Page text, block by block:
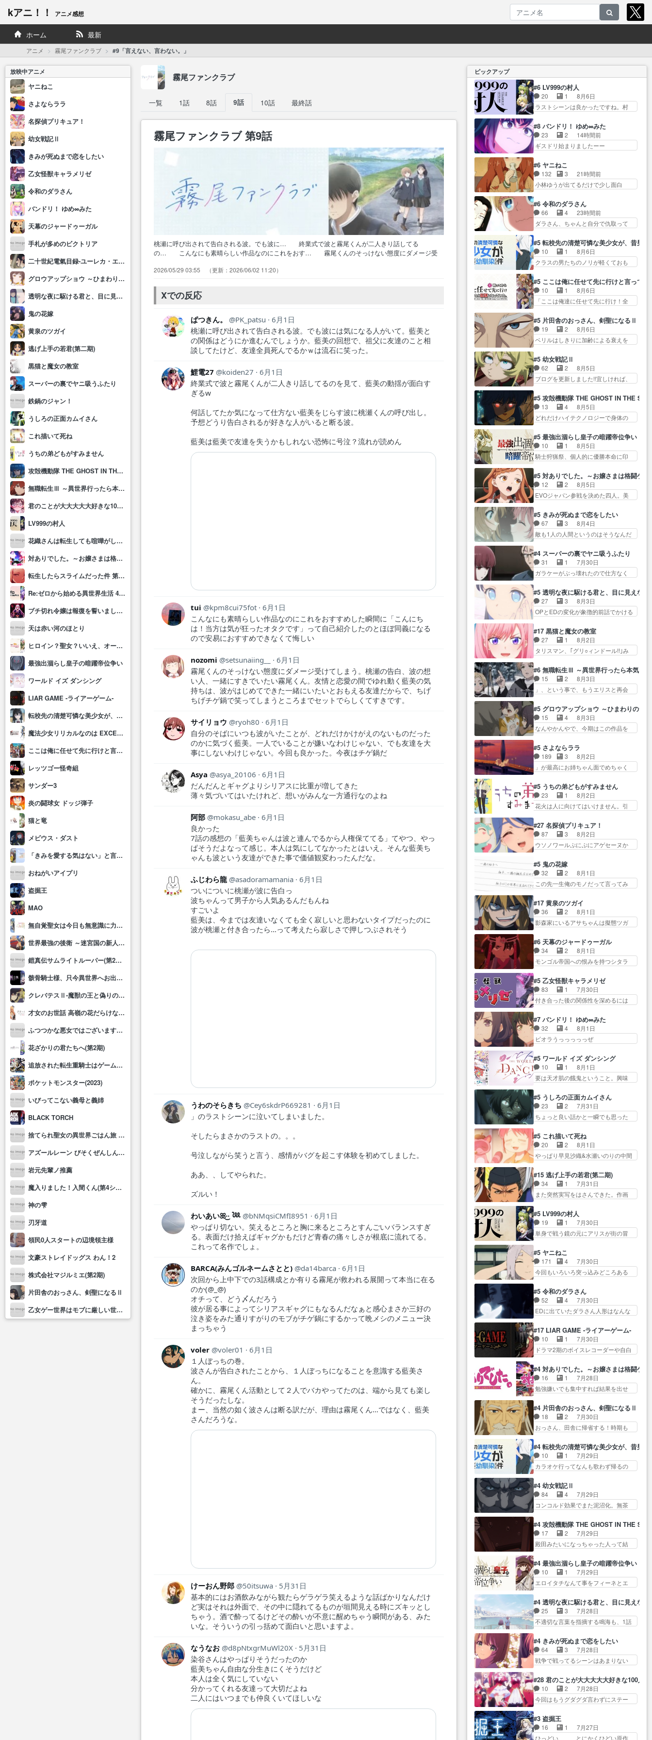
kアニ！！ アニメ感想
ホーム 最新
アニメ 霧尾ファンクラブ #9「言えない、言わない。」
放映中アニメ
ヤニねこ
さよならララ
名探偵プリキュア！
幼女戦記Ⅱ
きみが死ぬまで恋をしたい
乙女怪獣キャラメリゼ
令和のダラさん
バンドリ！ ゆめ∞みた
天幕のジャードゥーガル
手札が多めのビクトリア
二十世紀電氣目録-ユーレカ・エヴリカ-
グロウアップショウ ～ひまわりのサーカス団～
透明な夜に駆ける君と、目に見えない恋をした。
鬼の花嫁
黄泉のツガイ
逃げ上手の若君(第二期)
黒猫と魔女の教室
スーパーの裏でヤニ吸うふたり
鉄鍋のジャン！
うしろの正面カムイさん
これ描いて死ね
うちの弟どもがすみません
攻殻機動隊 THE GHOST IN THE SHELL
無職転生Ⅲ ～異世界行ったら本気だす～
君のことが大大大大大好きな100人の彼女(第3期)
LV999の村人
花織さんは転生しても喧嘩がしたい
対ありでした。～お嬢さまは格闘ゲームなんてしない～
転生したらスライムだった件 第4期
Re:ゼロから始める異世界生活 4th season
ブチ切れ令嬢は報復を誓いました。 ～魔導書の力で祖国を叩き潰します～
天は赤い河のほとり
ヒロイン？聖女？いいえ、オールワークスメイドです(誇)！
最強出涸らし皇子の暗躍帝位争い
ワールド イズ ダンシング
LIAR GAME -ライアーゲーム-
転校先の清楚可憐な美少女が、昔男子と思って一緒に遊んだ幼馴染だった件
魔法少女リリカルなのは EXCEEDS Gun Blaze Vengeance
ここは俺に任せて先に行けと言ってから10年がたったら伝説になっていた。
レッツゴー怪奇組
サンダー3
炎の闘球女 ドッジ弾子
猫と竜
メビウス・ダスト
「きみを愛する気はない」と言った次期公爵様がなぜか溺愛してきます
おねがいアイプリ
盗掘王
MAO
無自覚聖女は今日も無意識に力を垂れ流す
世界最強の後衛 ～迷宮国の新人探索者～
鎧真伝サムライトルーパー(第2クール)
骸骨騎士様、只今異世界へお出掛け中Ⅱ
クレバテスⅡ-魔獣の王と偽りの勇者伝承-
才女のお世話 高嶺の花だらけな名門校で、学院一のお嬢様(生活能力皆無)を陰ながらお世話することになりました
ふつつかな悪女ではございますが～雛宮蝶鼠とりかえ伝～
花ざかりの君たちへ(第2期)
追放された転生重騎士はゲーム知識で無双する
ポケットモンスター(2023)
いびってこない義母と義姉
BLACK TORCH
捨てられ聖女の異世界ごはん旅 隠れスキルでキャンピングカーを召喚しました
アズールレーン びそくぜんしんっ！にっ!!
岩元先輩ノ推薦
魔入りました！入間くん(第4シリーズ)
神の雫
刃牙道
領民0人スタートの辺境領主様
文豪ストレイドッグス わん！2
株式会社マジルミエ(第2期)
片田舎のおっさん、剣聖になるⅡ
乙女ゲー世界はモブに厳しい世界です2
霧尾ファンクラブ
一覧 1話 8話 9話 10話 最終話
霧尾ファンクラブ 第9話
桃瀬に呼び出されて告白される波。でも波に… 終業式で波と霧尾くんが二人きり話してる
の… こんなにも素晴らしい作品なのにこれをおす… 霧尾くんのそっけない態度にダメージ受
が増し… 7話の感想の「藍美ちゃんは波と連んでるか… ついについに桃瀬が波に告白っ波ちゃ
んごいバ…
2026/05/29 03:55 2026/06/02 11:20
Xでの反応
ぱつきん。 PK_patsu
6月1日
桃瀬に呼び出されて告白される波。でも波には気になる人がいて。藍美と
の関係はどうにか進むんでしょうか。藍美の回想で、祖父に友達のこと相
談してたけど、友達全員死んでるかｗは流石に笑った。
鯉電27 koiden27
6月1日
終業式で波と霧尾くんが二人きり話してるのを見て、藍美の動揺が面白す
ぎるw
何話してたか気になって仕方ない藍美をじらす波に桃瀬くんの呼び出し。
予想どうり告白されるが好きな人がいると断る波。
藍美は藍美で友達を失うかもしれない恐怖に号泣？流れが読めん
tui kpm8cui75fot
6月1日
こんなにも素晴らしい作品なのにこれをおすすめした瞬間に「こんにち
は！当方は気が狂ったオタクです」って自己紹介したのとほぼ同義になる
ので安易におすすめできなくて悔しい
nozomi setsunaiing__
6月1日
霧尾くんのそっけない態度にダメージ受けてしまう。桃瀬の告白、波の想
い人、一緒にすきでいたい霧尾くん。友情と恋愛の間でゆれ動く藍美の気
持ちは、波がはじめてできた一緒にいたいとおもえる友達だからで、ちげ
ちげチゲ鍋で笑ってしまうところまでセットでらしくてすきです。
サイリョウ ryoh80
6月1日
自分のそばにいつも波がいたことが、どれだけかけがえのないものだった
のかに気づく藍美。一人でいることが嫌いなわけじゃない、でも友達を大
事にしないわけじゃない。今回も良かった。今夜はチゲ鍋だ
Asya asya_20106
6月1日
だんだんとギャグよりシリアスに比重が増してきた
薄々気づいてはいたけれど、想いがみんな一方通行なのよね
阿部 mokasu_abe
6月1日
良かった
7話の感想の「藍美ちゃんは波と連んでるから人権保ててる」てやつ、やっ
ぱそうだよなって感じ。本人は気にしてなかったとはいえ。そんな藍美ち
ゃんも波という友達ができた事で価値観変わったんだな。
ふじわら龍 asadoramamania
6月1日
ついについに桃瀬が波に告白っ
波ちゃんって男子から人気あるんだもんね
すごいよ
藍美は、今までは友達いなくても全く寂しいと思わないタイプだったのに
波が桃瀬と付き合ったら…って考えたら寂しさで押しつぶされそう
うわのそらきち Cey6skdrP669281
6月1日
」のラストシーンに泣いてしまいました。
そしたらまさかのラストの。。。
号泣しながら笑うと言う、感情がバグを起こす体験を初めてしました。
ああ、、してやられた。
ズルい！
わいあいꕤ︎︎·͜· ︎︎𓆙 bNMqsiCMfI8951
6月1日
やっぱり切ない。笑えるところと胸に来るところとすんごいバランスすぎ
る。表面だけ拾えばギャグかもだけど青春の痛々しさが根底に流れてる。
これって名作でしょ。
BARCA(みんゴルネームさとと) da14barca
6月1日
次回から上中下での3話構成とか有りる霧尾が救われる展開って本当に在る
のか(@_@)
オチって、どう〆んだろう
彼が居る事によってシリアスギャグにもなるんだなぁと感心まさか三好の
泣き姿をみた通りすがりのモブがチゲ鍋にするかって晩メシのメニュー決
まっちゃう
voler voler01
6月1日
１人ぼっちの巻。
波さんが告白されたことから、１人ぼっちになることを意識する藍美さ
ん。
確かに、霧尾くん活動として２人でバカやってたのは、端から見ても楽し
そうだったしな。
まー、当然の如く波さんは断る訳だが、理由は霧尾くん…ではなく、藍美
さんだろうな。
けーおん野郎 50itsuwa
5月31日
基本的にはお酒飲みながら観たらゲラゲラ笑えるような話ばかりなんだけ
ど実はそれは外面で、その中に隠れてるものが垣間見える時にズキッとし
ちゃう。酒で酔ってるけどその酔いが不意に醒めちゃう瞬間がある、みた
いな。そういうの引っ括めて面白いと思いますよ。
なうなお d8pNtxgrMuWl20X
5月31日
染谷さんはやっぱりそうだったのか
藍美ちゃん自由な分生きにくそうだけど
本人は全く気にしていない
分かってくれる友達って大切だよね
二人にはいつまでも仲良くいてほしいな
ピックアップ
#6 LV999の村人
20 1
8月6日
ラストシーンは良かったですね。村
鬼モードフィンガーシリ… アリ
スと10年後に結婚の約束をした鏡ず
っ… カジノスタッフ募集するも
集まらない更に追… 王命でクル
ビ… 最強の村人・鏡との出会い
で少しは変わった… やはり何か
悲しい過去がありそうな。鏡の
深そうやね姫を舐… 新キャラが
登場早々変態扱いされてる件。
タ… まだまだお元気そうなお声
で……不意打ち過…
#8 バンドリ！ ゆめ∞みた
23 2
14時間前
ギスドリ始まりましたーー
めっちゃ情緒不安定になってて
怖… 超回復を見守っていかない
と、ですね！！み… 開幕聞き取
りスタッフに定治いなかった？
節介だったりする… ビオラの立
ち回り害悪すぎるお近づきの印
が… ・律っちゃん明るくなった
た一難、律がビオラの呪縛か
ら… 「私はあなたが嫌いなんで
す」「バンドやめ… 何が起きて
いるのか！？次週、みゅーたいぷ…
#6 ヤニねこ
132 3
21時間前
小林ゆうが出てるだけで少し面白
◯◯◯される強制百合を期待
し… ヒグマドンってなんな
ん！？人見知りっぽい… なんな
ら下ネタ0じゃなかったかこんな回
イルドな回だった… 今回はだい
ぶある程度抑えてる？w感じな
気… アルねこ、そうはならんや
生きていたゴキブリ死んでる
GP… アルねこ危険ですよね。健
康的な面で··江… 酔い潰れ行き着
いた江ノ島で、朝日を眺めな…
#6 令和のダラさん
66 4
23時間前
ダラさん、ちゃんと自分で仇取って
じゃないのよケロロじゃ… ロボ
ットに憧れてビーム撃ちたいと…そ
うい… 余りにも凄惨なダラさん
の過去ダラさんの６… 過去編は
い… ガンガガン♪薫がなんかしっ
かり歌ってロマ… 姉巫女の誤
算、クソみたいな嫉妬の末路よ。
ン言うてないで… このアニメは
どこに行くのだろう、面白す
ぎ… 姉のした事はただ単に一族
を絶滅させただけ…
#5 転校先の清楚可憐な美少女が、昔男
10 1
8月6日
クラスの男たちのノリが軽くておも
いを拗らせているタイプ… みな
もちゃんが透けブラしててびっくり
して… レベルのキャラが登場。
相変わらず顔や体の… 隼人が春
じ… 第５話をU-NEXTで視聴しま
した。視聴… ラブコメで天然ジ
ゴロというかナチュラルヒ… み
不安に… 無理なダイエットは禁
物だけど、なかなか結… 「これ
からもお手入れ、がんばりゅ」あり
が…
#5 ここは俺に任せて先に行けと言って
10 1
8月6日
「ここは俺達に任せて先に行け！全
ロックが今、2人にあと… 木下鈴
奈（@0suzuna0）が【マリー…
村ごと乗っ取られてたら流石に気付
かないか… 《漫画版少し読んだ
クは敵に容赦無くブスっといくから
気持… 勇者パーティー再結成し
て先にいけで激アツ… 爆縮、幻
な… ねぇ猫耳ガール、敵の根城
に乗り込む事を同… 世もや替え
が利くと復活Pとは？！もう来週…
#5 片田舎のおっさん、剣聖になるⅡ
19 2
8月6日
ベリルはしきりに加齢による衰えを
ていた限界を超えて命の… いい
んじゃないですか。魔物の群を発見
した… アマプラにて視聴終わ
り！サーベルボア討伐… を言い
り… 先生としてのベリルが好き
だけど、今回みた… 4人だけでサ
ーベルボアを狩りに行く。野
が暴れてると聞い… ちょっと年
齢の事を言いすぎとゆーか言い
訳… ベリルの母もやはり只者じ
ゃなかったかベリ…
#5 幼女戦記Ⅱ
62 2
8月5日
ブログを更新しました!!宜しければ、
選んだゼートゥーア… ゼートゥ
ーアの唯一の手駒が強すぎる笑あ
お… 私にとって完全にご褒美回
ゼー様の葉巻シー… やはりター
が… “貧乏籤百連無料ガチャ”100
連でも1回… 2期入ってから地味
だよね。ただでさえ幼女… 「餌
葉に… ゼートゥーア左遷によっ
て参謀本部の連携が… 緊張感あ
る戦闘描写とギャグ今週の『有能
な…
#5 攻殻機動隊 THE GHOST IN THE
13 4
8月5日
どれだけハイテクノロジーで身体の
なるかと思った回想シー… フチ
コマだいぶ理性持ち始めた。この世
界の… 原作読んだのもう何年も
前なのに、覚えてる… コイルの
導… やまとん1号はどこの部分で
使うのだろう？… 日本とロシア
が絡む政治の話かつ色々な用
しまし… 前回同様『イノセン
ス』を含む押井・神山版… 第５
話「EPISODEラストの母親の気持…
#5 最強出涸らし皇子の暗躍帝位争い
10 1
8月5日
騎士狩猟祭、個人的に優勝本命に印
のが面倒な時は古代魔法… エル
ナがチートすぎる笑アルは最初から
自分… プラネット・ウィズ展開
アツいな「騎士狩猟… 麦茶どこ
ぐ… 第５話をABEMAで視聴しま
した。視聴に… 復讐に燃える吸
血鬼兄弟の弟ですいいキャラ…
皇帝… ウサギ好きそうな王女殿
下がかわいい。幼馴… ついに始
まった狩猟祭。エルナの活躍で上
位…
#5 対ありでした。～お嬢さまは格闘ゲ
12 2
8月5日
EVOジャパン参戦を決めた四人。美
いと思ってた(無くて… 見た目は
気品溢れてるのに中身は…美緒マ
マ… テーマ：格ゲー大会に行く
には？感想は、美… 大会を前に
本… 東京で開催される格ゲー大
会に参加すること… Japanに向け
て外泊届にサインをもらっ… 長
よ… 旅の支度全部やってくれる
先輩、なんだかん… 第５話をｄ
アニメストアで視聴しました。視…
#5 きみが死ぬまで恋をしたい
67 3
8月4日
敵も1人の人間というのはそうなんだ
どういう意味だろうな… ミミを
人間に戻して欲しいでも自分達が代
わ… ご視聴ありがとうございま
した見るたびに切… 誰かと思っ
方… 第５話感想：コ□した相手に
も家族や…､戦… つらい回だ……
つらすぎる……。エスタ先輩…
の関係… 確かに相手にも家族や
大切な人はいるけど、… 白シャ
ツが作業着みたいなもんなんですか
ね…
#4 スーパーの裏でヤニ吸うふたり
31 1
7月30日
ガラケーがぶっ壊れたので仕方なく
年くらいに思ってたけど… やは
り出オチ感が否めず、エピソードの
打率… 田山さんが佐々木さんに
沼っていく…こんな… 佐々木さ
じ… 佐々木がガラケーからスマ
ホに変えるって、… もうドラマ
版孤独のグルメファンコンテン
佐々木さんの優しさ… 先行で見
た時より2人のやり取りに癒しを
感… ABEMA版の7〜8話佐々木が
実年齢以上…
#5 透明な夜に駆ける君と、目に見えない
27 3
8月3日
OPとEDの変化が象徴的前話でかける
った世界。どんな女… そうか、
こんな風に見えてるのかぁ。かけ
る… 完全な両片思いになりまし
たねぇ…OPとE… 余計な物は描
ん… 光も感じない完全な盲目な
んやね…おめかし… 母役に能登
さんって禁じ手使ってきたー！
て良かった本当… 股に海豚を挟
み水上バスでの会話を反芻…
恋… OPEDとも無人バージョンか
ら主人公２人…
#17 黒猫と魔女の教室
27 1
8月2日
タリスマン、｢グリ○ィンドール!!｣み
で力を合わせて倒… アリアはホ
ントスピカが大好きだよね。ツ
ン… 一等級ポテンシャルのアリ
アちゃん可愛くて… そういや、
… とうとうアリアと直接競う場
がきたこれまで… 毎度ながらの
スピカの顔面芸推しのハナち
味ダダ漏れで好き… 期末試験が
始まろうとしておりスピカは対
策… 能力鑑定胸像タリスマン氏
容姿も評価してし…
#6 無職転生Ⅲ ～異世界行ったら本気だ
15 2
8月3日
」、という事で、もうエリスと再会
てルーデウスの成長が確… 人間
関係の清算が粛々と進められている
サラ… サラとの関係に対して完
全に「昔の女」とし… ルーシー
微… サラとは会ってほしいちゃ
んとした別れ方し… サラは未練0
だと言っていたけど人の気持
モヤする別れ方だ… 役で出演さ
せていただきました！よろしく
お… 毎クールメインヒロインを
好きになっちゃう…
#5 グロウアップショウ ～ひまわりのサ
15 4
8月3日
なんやかんやで、今期はこの作品を
減らない(^_^;サ… 葵ちゃん可愛
すぎるな楠木ともりちゃんの
ね… デフォルメされた表情が特
に多かったのが印… 葵＆茜の回
ひ… 互いが互いのことを想って
いるのにすれ違っ… 第５話をｄ
アニメストアで視聴しました。
練習したい〟と言… 本当この作
品は「キャラ」を活かすのがう
ま… みずかちゃんの介入で双子
の仲にヒビが………
#5 さよならララ
189 3
8月2日
」が最高にお姉ちゃん面でめちゃく
ラスの弁償は求められた… 逡巡
を振り切ってみんなに謝ったララの
思い… 仕事に馴染めない辺り観
ていて苦しいところ… ララちゃ
い… ララと茉里とで初のアルバ
イト。七転八倒し… 労働するプ
リンセスえらい。プリンセスの
べて、帰りにカメ… ララが働く
事でのてんやわんや。働いて大
変… 地道に働き人と関わる日々
の中に愛を見いだ…
#5 うちの弟どもがすみません
23 1
8月2日
花火は人に向けてはいけません。引
たことなかったっけ！1… ってお
名前を見たんだけどあの中村大樹さ
ん… 糸ちゃんカッケー、色んな
意味でwゲームが… 姉から性的興
わ… テーマ：引きこもりの理由
感想は、久しぶり… 元ゲーマー
なので、はちゃめちゃ楽しく作
おかしいね(*´… 糸と源ははよ好
きおうとると言わんかい！引…
ショウくんと対等に話すためにゲー
ムをする…
#27 名探偵プリキュア！
87 3
8月2日
ウソノワールぷにぷにアゲセーヌか
争奪戦をやったと。… 記憶を取
り戻し正式に探偵事務所で働き始
め… ポワロ、元ネタを解説して
原作に誘導するの… くれあさん
ょ… ・急にクイズ番組が始まっ
たw・妖精ウソノ… るるかの助手
だった？今回が初めての探偵
レアさん探偵すぎ… 突然のポア
ロクイズは草なんよ。んで、あ
ん… 今回からついにくれあが探
偵事務所の仲間に…
#5 鬼の花嫁
32 2
8月1日
この先一生俺のモノだって言ってみ
ゼント………とは思っ… 玲夜さ
ん柚子に18年分の誕生日プレゼン
ト… 柚子は鬼龍院家から初めて
学校に通う事にな… プレゼント
レ… 玲夜さまサプライズの、こ
れまでの柚子ちゃ… 玲夜から柚
子へ17年分の誕生日&を未来に…
な… 梅原の人が18歳になるまで
の誕生プレゼン… なよなよした
男（cv石田彰）梅ちゃんがた…
#17 黄泉のツガイ
36 2
8月1日
影森家にいるアサちゃんは擬態ツガ
や気持ちを汲んで熱くな… 屋敷
にアサはいなかった逆にガブちゃん
はい… 影森の当主が際限なくツ
ガイを増やせるのに… 今回はも
怒… ユルと戦った時から伏線が
張られていたのが… しかしアサ
は、兄様に会いたいbotだと思…
アキオの… 色々とひっかけがあ
って、最終的に嫌な終わ… ゴン
ゾウが従える大量のツガイに何事か
と思…
#6 天幕のジャードゥーガル
34 2
8月1日
モンゴル帝国への恨みを持つシタラ
るのだけどいつの間にか… オゴ
タイの妃になってもその心は晴れ
ず、モ… ドレゲネの過去、宝石
だった彼女が人になり… ドレゲ
タ… 年上旦那が良い人でも、女
は宝石でただ笑っ… ダイルの儀
式の神々しさたるや。一気に空
情の言葉しか…シ… 奥様に悲し
い過去…萌え袖が可愛いね、と
思… ドレゲネとシタラ、2人だけ
の同盟が結成さ…
#5 乙女怪獣キャラメリゼ
83 1
7月30日
付き合った後の関係性を深めるには
コングなのいい味付けだ… ずっ
とメスってて何この可愛い生物。ク
ラス… 付き合い始めたら始めた
でまた違った悩みが… と一歩ず
の… ツインテールが可愛いお茶
目な妹ちゃんです… しかも過去
も重いんかいかつては自分に自
からかしらお顔が… 黒絵「怪獣
に憧れるのはいいけど自分自身
が… 素の自分はどちらなのかは
まだ不明だが見せ…
#7 バンドリ！ ゆめ∞みた
32 4
8月1日
ビオラうっっっっっぜ
ちゃん、僕っ子になってから取り戻
し… ビオラが悪魔すぎて気分が
悪くなってきたこ… 声優まとめ
ました(７話まで)仲町あられ/… ビ
wwwこ… 自信あれば評価なんて
気にしないし、充実し… ・バー
チャルだけど、みゅーたいぷ初ライ
たら歌唱シーン… の、らいぶシ
ーン＿!!­­--­­--­… それだけでええや
ん！！しかし、ビオラが仕…
#5 ワールド イズ ダンシング
10 1
8月1日
要は天才肌の餓鬼ということ。興味
かった？鬼夜叉が田楽の… 猿楽
の鬼夜叉と田楽の増次郎。小さない
ざこ… 着眼点は良くとも、先鋭
的すぎるのか。芸能… 鬼夜叉は
条… 観世座を離れ、三条坊門御
所で日々を送る鬼… 「お前(鬼夜
叉)が凄いのではなく客が凄い…
猫の動き… 登場人物の我が強
い。新しい獅子舞に拘って… 第
５話をprimevideoで視聴しまし…
#5 うしろの正面カムイさん
23 2
7月31日
ちょっと良い話かと一瞬でも思った
めてなかった？白雪碧さ… 今日
も1日お疲れ様でした～───昨晩～
今… 幼女に拾われたお市ちゃん
の恩返し。化け猫… 役にて出演
ン… トイ・ストーリーみたいな
始まり。流石に除… 猫相手にな
んでそんなに…と思ったらそう
化け猫は油が好物… 今回はあか
やし1体のみで15分。金持ちの…
今更だけど霊が性行為で祓えること
は何とな…
#5 これ描いて死ね
20 2
8月1日
やっぱり早見沙織&水瀬いのりの中間
とになってたんだっけ… 登場人
物が増えてわいわいしたところが好
き… 初コミティアで２０冊刷り
は妥当だよね。俺… 藤森さんの
が⋯… 〜漫画に「想い」をこめ
よう｣娘に漫画であ… 何回この作
品に泣かされるのだろう。光が
っていいなあ。同… コミティア
参加のしおりを徹夜で作る先生
(… お母さん、娘にあんな漫画描
かれたら泣いち…
#15 逃げ上手の若君(第二期)
34 1
7月31日
また突然実写をはさんできた。作画
る事と分かると水を得た… 30歳
まで童貞だと魔法使いになれるとい
う… こっちの諏訪の三大将もま
たクセが強いw色… 頼重が完全に
が… 弧次郎「欲を我慢して強く
なれるなら大飯食… 変化球な演
出も交えながらの状況説明が本
した！最終的に… この高らかな
DT宣言、合田一人に通じるも…
この作品は近年稀に見るおっさんキ
ャラの充…
#5 LV999の村人
19 1
7月30日
単身で戦う鏡の元にアリスが街の冒
に飲み込まれた転生者と… みん
なががんばってくれたアリスの父ち
ゃん… 成長限界が999である村人
と定めた上位存… 大規模バトル
り… やっぱり勇者より強かった
か笑統率力LV9… 普通の人間の親
子やーん総務課長と娘の女子…
の… そのために役割を超越する
者の出現させるた… アリスのお
陰で他の勇者達も共闘してくれ魔…
#5 ヤニねこ
171 4
7月30日
今回もいろいろ突っ込みどころある
の話が尋常じゃない雰囲… 妹子
ちゃんの恋愛話をしたり、タバコを
生産… ここうっすら思ったこと
ズバリ言ってくれて… おかし
配… ヤクねこのクワガタ取りの
話見て切なくなっ… 普段は選別
された4～600レスを2,30… 隠し
正… なんか今日はかなり一瞬で
終わっちまったっ… 先週と比べ
てまだまともに見えた。4話は過…
#5 令和のダラさん
52 4
7月30日
EDに出ていたダラさん人形はなんな
生まれた日』をダラさ… 陰惨な
過去がきっちり現代に継承されてい
る… ダラさんと姉弟の母との出
会いの話やはりダ… ダラさんの
人… 第５話感想：２人の過剰な
貢ぎ物?の礼とし… 第５話感想：
姉のお誕生会にダラさんを招
替わってるのね… こんなデカイ
のどうやって運ぶんだよ！？
姉… ダラさん、人型形態にもな
れるんか!?w髪…
#17 LIAR GAME -ライアーゲーム-
10 1
7月30日
ドラマ2期のボイスレコーダーや自白
をつくのが抜群に上手… 昼の国
の奴らも馬鹿が多いが、夜の国も同
じ… ご視聴ありがとうございま
した来週もよろし… 握った◯治
レ… ヨコヤの頭の回転の速さと
人間の心理を利用… 夜の国のヨ
コヤ支配がますますひどく……。
裁支配を強化、… やはりヨコヤ
いいですね。昼の国が勝てる
流… 役で出演いたしました。次
回も緊張が止まり…
#4 対ありでした。～お嬢さまは格闘ゲ
16 1
7月28日
勉強嫌いでも集中すれば結果を出せ
しむ４人。だが、期末試… どん
なゲームも相手が強すぎるとやる気
無く… テーマ：テスト勉強と大
会感想は、美緒がテ… すげーー
優… 深夜の格ゲー対戦よりテス
トの方がよっぽど… 真剣に授業
を受けて、夜は珠樹の部屋で格
勉強会！美緒ちゃ… 受験勉強と
戦闘の2択なら戦闘を選ぶ娘w
美… 勉強嫌いでバトルを選ぶっ
て、ひぐらしの沙…
#4 片田舎のおっさん、剣聖になるⅡ
18 2
7月30日
おっさん、田舎に帰省する！時期も
副団長、年長者が強い順… 底知
れない爺さんには夢が詰まってると
思う… クルニ、ヘンブリッツ、
ミュイと一緒におっ… 帰省、お
確… 父親から手紙が来た。サー
ベルボアの退治の… ここでヘン
ブリッツくんが同行するのが変
に・ベリルはミュ… おっさんの
親となるとお爺ちゃんだよね孫
扱… ・ベリル、実家に帰ること
に・ベリルはミュ…
#4 転校先の清楚可憐な美少女が、昔男
10 1
7月29日
カラオケ行ってなんも歌わず帰るの
めっちゃ可愛いぞ！！！… どう
やらあの女優さんが春希のお母さん
のよ… 春希ちゃん姫ちゃんに野
菜の子も凄え可愛い… 隼人くん
全… 第４話をU-NEXTで視聴しま
した。視聴… スマホを買うた
め、都心で待ち合わせをした…
だかん… いきなりシリアス展開
ぶち込んでくるじゃん… 春希の
家庭事情は複雑。食事とか隼人が親
身…
#4 幼女戦記Ⅱ
84 4
7月29日
コンコルド効果でまた泥沼化。無茶
自らが行う煙草と葉巻は… ブロ
グを更新しました!!宜しければ、是
非… 計画通りにはいかないね笑
やり遂げた(ほぼ… 今回もターニ
し… 白髪の男性が語った家族を
失った喪無感が、… 連邦に対し
て有利な講話条件を引き出すた
ターニャの勝利軍… 犠牲を払っ
ても良いならお前たちが前線へ
行… 戦闘がアッサリし過ぎじゃ
ない？戦争がメイ…
#4 攻殻機動隊 THE GHOST IN THE
17 2
7月29日
殿田みたいになっちゃった人って結
と思ってたら、トグサが… あの
見た目もうただのロボでしかないん
だよ… 俺らの汗拭きそりゃいや
だろwwバトー＆ト… イノセンス
イ… アダム・リンクやジェイム
スン(教授)型サ… アンドロイドも
おっさんの汗を拭くのは嫌や…
ったエピ… コミカルなのにも慣
れてきました。１話でし… ロボ
ットの反乱は今となっては良くある
話し…
#4 最強出涸らし皇子の暗躍帝位争い
10 1
7月29日
エロイタチなんて事をフィーネとエ
た事を…フィーネは自分… モン
スターを呼ぶ笛？黒幕は狩猟祭とは
関係… 平凡な少女に見える眼鏡w
眼鏡属性は持ち合… 神アニメ、
の… フィーネがアルノルトに活
躍してもらいたが… 第４話を
ABEMAで視聴しました。視聴
２度目のデート出… マジできな
臭いぞ帝位争い。姉からの刺客
を… ふぃーねと町の様子を見に
行ったら町中で窃…
#4 透明な夜に駆ける君と、目に見えない
25 3
7月28日
不適切な言葉を指摘する鳴海も、1話
り微笑ましいw良い奴… どう接し
ていいのかわからず戸惑うかける
も… 盲目だと相手の表情も分か
らないからどう思… 今期のバッ
… 初デートで冬月を笑わせよう
とする姿も冬月… 特に大きな事
件やイベントが起きるでもな
うとする姿も冬月… 3話までは主
人公がどうでもいいことでず
っ… 花火購入に浅草へ…行き当
#4 きみが死ぬまで恋をしたい
64 3
7月28日
戦争で戦ってるシーンはあまりない
れなかったようなシーナ… ミミ
の存在で揺らぐ14クラス約束された
死… ミミの秘密をあっさり受け
入れたのは拍子抜… 蘇生魔法っ
手… 蘇生魔法ヤバイけどミミい
なかったら詰んで… アニメオタ
#28 君のことが大大大大大好きな100人
10 2
7月28日
今回はもうグダグダ言わずにステー
大好きな１００人の彼女… 100カ
ノ版ラブライブ！？こういうのは
人… 俺、みんなのレッスン動画
#3 盗掘王
16 1
7月27日
ひっどい、、、とにかくひどい原作